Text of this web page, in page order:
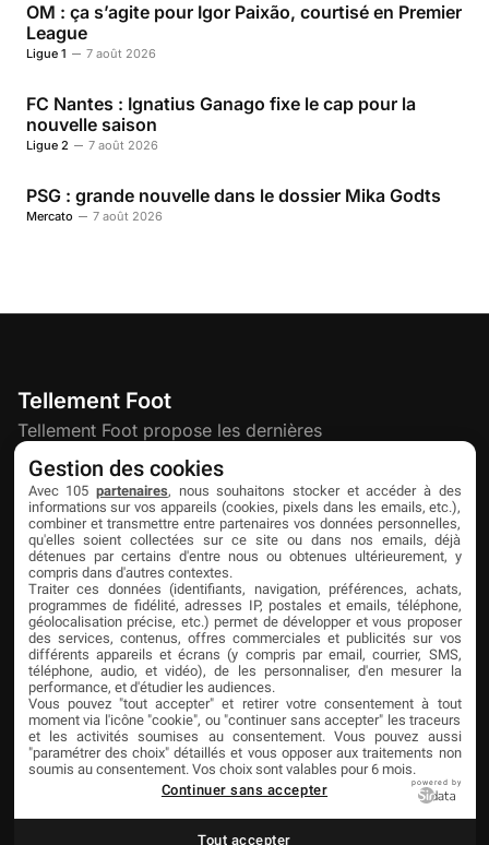
OM : ça s’agite pour Igor Paixão, courtisé en Premier
League
Ligue 1 7 août 2026
FC Nantes : Ignatius Ganago fixe le cap pour la
nouvelle saison
Ligue 2 7 août 2026
PSG : grande nouvelle dans le dossier Mika Godts
Mercato 7 août 2026
Tellement Foot
Tellement Foot propose les dernières
actualités et nouveautés créatives dédiées
au football.
Découvrir
À propos
Contact
Publicité
Liens utiles
Mentions légales
Confidentialité
Cookies
Partenaires
Livefoot
Jeunesfooteux
Tólmi Studio
King Score
Foot en France
Football Addict
Gestion des cookies
Avec 105 partenaires, nous souhaitons stocker et accéder à des
informations sur vos appareils (cookies, pixels dans les emails, etc.),
combiner et transmettre entre partenaires vos données personnelles,
qu'elles soient collectées sur ce site ou dans nos emails, déjà
détenues par certains d'entre nous ou obtenues ultérieurement, y
compris dans d'autres contextes.
Traiter ces données (identifiants, navigation, préférences, achats,
programmes de fidélité, adresses IP, postales et emails, téléphone,
géolocalisation précise, etc.) permet de développer et vous proposer
des services, contenus, offres commerciales et publicités sur vos
différents appareils et écrans (y compris par email, courrier, SMS,
téléphone, audio, et vidéo), de les personnaliser, d'en mesurer la
performance, et d'étudier les audiences.
Vous pouvez "tout accepter" et retirer votre consentement à tout
moment via l'icône "cookie", ou "continuer sans accepter" les traceurs
et les activités soumises au consentement. Vous pouvez aussi
"paramétrer des choix" détaillés et vous opposer aux traitements non
soumis au consentement. Vos choix sont valables pour 6 mois.
Continuer sans accepter
powered by
Tout accepter